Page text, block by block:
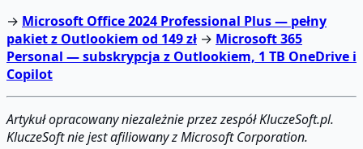
→ Microsoft Office 2024 Professional Plus — pełny
pakiet z Outlookiem od 149 zł → Microsoft 365
Personal — subskrypcja z Outlookiem, 1 TB OneDrive i
Copilot
Artykuł opracowany niezależnie przez zespół KluczeSoft.pl.
KluczeSoft nie jest afiliowany z Microsoft Corporation.